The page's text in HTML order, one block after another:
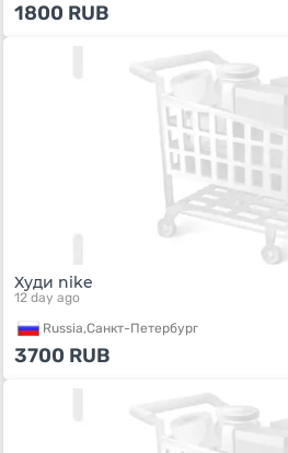
1800 RUB
Худи nike
12 day ago
Russia,Санкт-Петербург
3700 RUB